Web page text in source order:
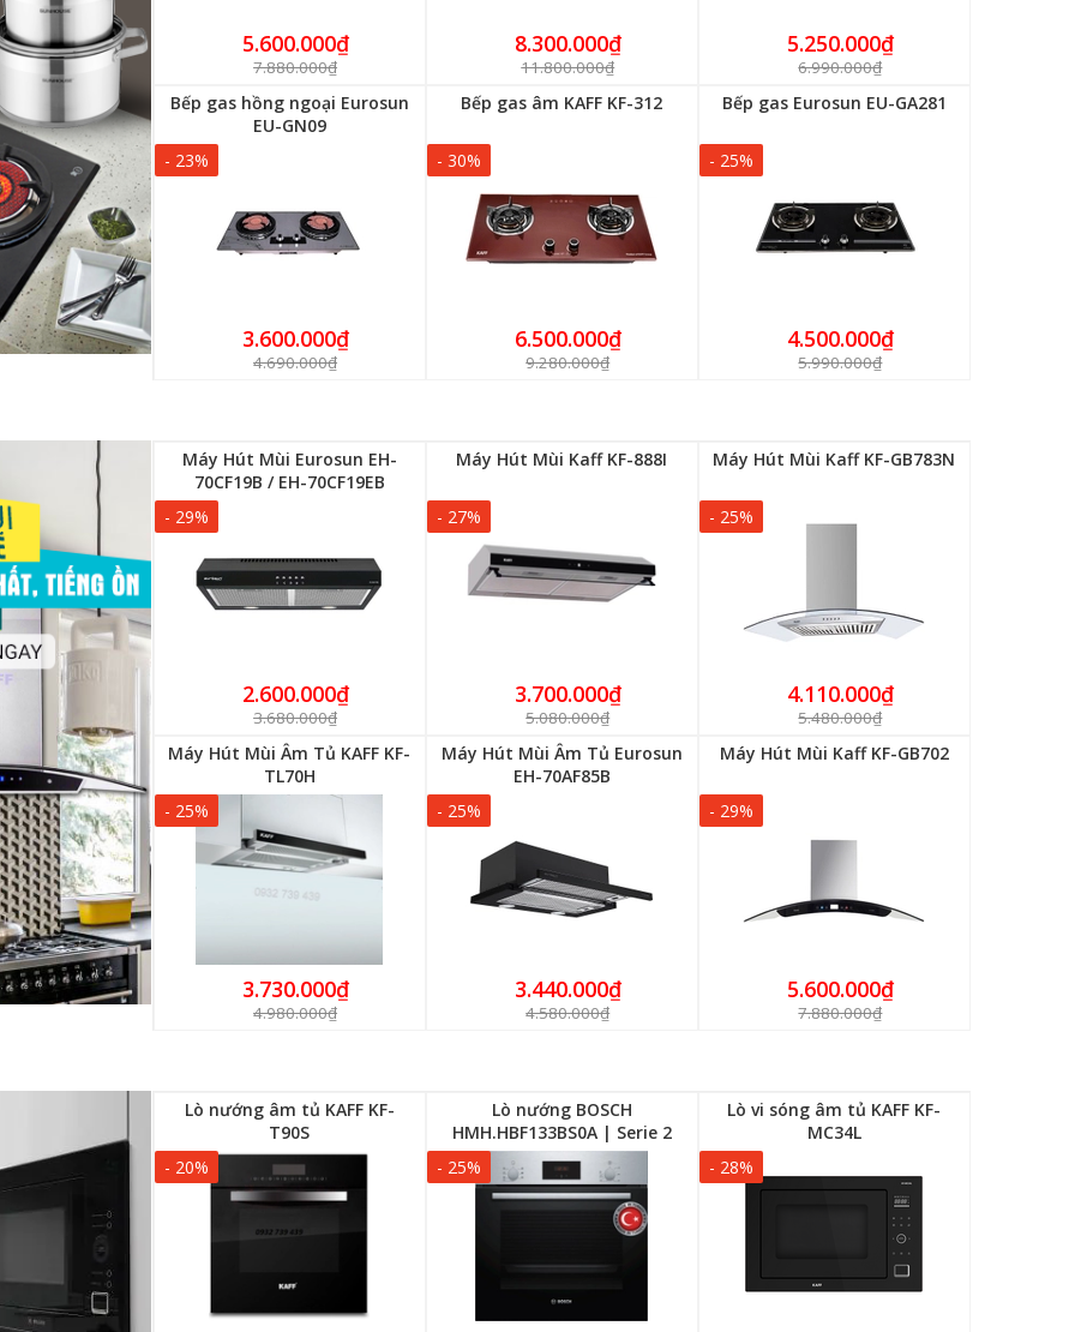
5.600.000₫
7.880.000₫
8.300.000₫
11.800.000₫
5.250.000₫
6.990.000₫
Bếp gas hồng ngoại Eurosun
EU-GN09
- 23%
3.600.000₫
4.690.000₫
Bếp gas âm KAFF KF-312
- 30%
6.500.000₫
9.280.000₫
Bếp gas Eurosun EU-GA281
- 25%
4.500.000₫
5.990.000₫
Máy Hút Mùi Eurosun EH-
70CF19B / EH-70CF19EB
- 29%
2.600.000₫
3.680.000₫
Máy Hút Mùi Kaff KF-888I
- 27%
3.700.000₫
5.080.000₫
Máy Hút Mùi Kaff KF-GB783N
- 25%
4.110.000₫
5.480.000₫
Máy Hút Mùi Âm Tủ KAFF KF-
TL70H
- 25%
3.730.000₫
4.980.000₫
Máy Hút Mùi Âm Tủ Eurosun
EH-70AF85B
- 25%
3.440.000₫
4.580.000₫
Máy Hút Mùi Kaff KF-GB702
- 29%
5.600.000₫
7.880.000₫
Lò nướng âm tủ KAFF KF-
T90S
- 20%
Lò nướng BOSCH
HMH.HBF133BS0A | Serie 2
- 25%
Lò vi sóng âm tủ KAFF KF-
MC34L
- 28%